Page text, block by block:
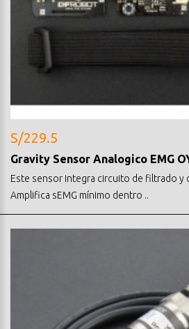
S/229.5
Gravity Sensor Analogico EMG
Este sensor integra circuito de filtrado y
Amplifica sEMG mínimo dentro ..